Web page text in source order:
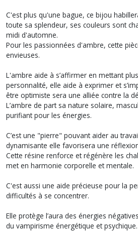
C'est plus qu'une bague, ce bijou
toute sa splendeur, ses couleurs sont
midi d'automne.
Pour les passionnées d'ambre, cette
envieuses.
L'ambre aide à s’affirmer en mettant
personnalité, elle aide à exprimer et
être optimiste sera une alliée contre la
L’ambre de part sa nature solaire,
purifiant pour les énergies.
C’est une "pierre" pouvant aider au
dynamisante elle favorisera une
Cette résine renforce et régénère les
met en harmonie corporelle et mentale.
C'est aussi une aide précieuse pour la
difficultés à se concentrer.
Elle protège l’aura des énergies
du vampirisme énergétique et psychique.